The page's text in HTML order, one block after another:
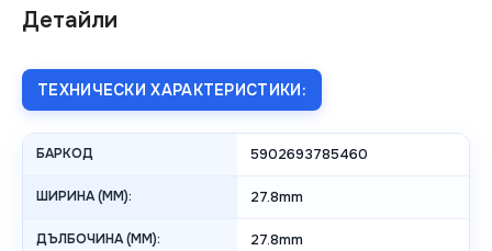
Детайли
ТЕХНИЧЕСКИ ХАРАКТЕРИСТИКИ:
БАРКОД 5902693785460
ШИРИНА (MM): 27.8mm
ДЪЛБОЧИНА (MM): 27.8mm